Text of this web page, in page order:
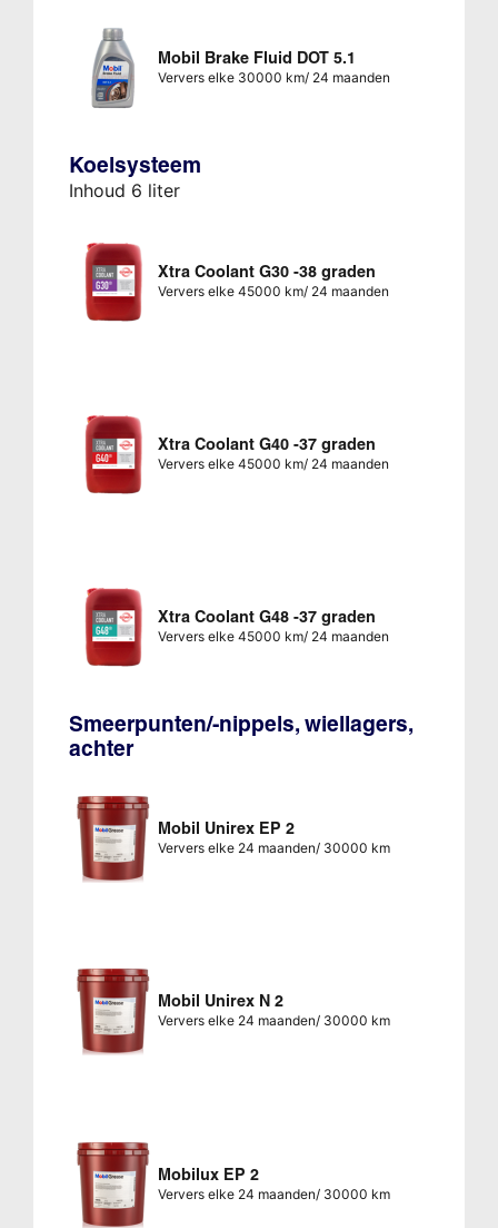
Mobil Brake Fluid DOT 5.1
Ververs elke 30000 km/ 24 maanden
Koelsysteem
Inhoud 6 liter
Xtra Coolant G30 -38 graden
Ververs elke 45000 km/ 24 maanden
Xtra Coolant G40 -37 graden
Ververs elke 45000 km/ 24 maanden
Xtra Coolant G48 -37 graden
Ververs elke 45000 km/ 24 maanden
Smeerpunten/-nippels, wiellagers,
achter
Mobil Unirex EP 2
Ververs elke 24 maanden/ 30000 km
Mobil Unirex N 2
Ververs elke 24 maanden/ 30000 km
Mobilux EP 2
Ververs elke 24 maanden/ 30000 km